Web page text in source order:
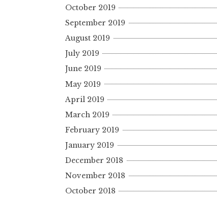
October 2019
September 2019
August 2019
July 2019
June 2019
May 2019
April 2019
March 2019
February 2019
January 2019
December 2018
November 2018
October 2018